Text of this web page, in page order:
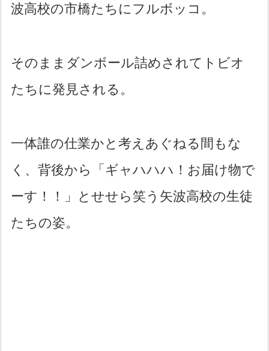
波高校の市橋たちにフルボッコ。
そのままダンボール詰めされてトビオ
たちに発見される。
一体誰の仕業かと考えあぐねる間もな
く、背後から「ギャハハハ！お届け物で
ーす！！」とせせら笑う矢波高校の生徒
たちの姿。